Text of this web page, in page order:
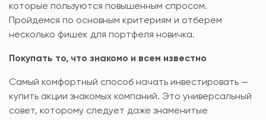
которые пользуются повышенным спросом.
Пройдемся по основным критериям и отберем
несколько фишек для портфеля новичка.
Покупать то, что знакомо и всем известно
Самый комфортный способ начать инвестировать —
купить акции знакомых компаний. Это универсальный
совет, которому следует даже знаменитые